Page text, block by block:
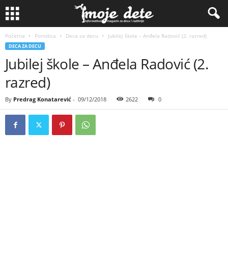
Početna Porodica Deca za decu Jubilej škole – Anđela Radović (2. razred)
DECA ZA DECU
Jubilej škole – Anđela Radović (2.
razred)
By Predrag Konatarević - 09/12/2018 2622 0